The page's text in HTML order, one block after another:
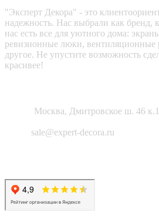
"Эксперт Декора" - это
надежность. Нас выбрали как бренд,
нас есть все для уютного дома:
ревизионные люки, вентиляционные
другое. Не упустите возможность
красивее!
Москва, Дмитровское ш. 46 к.1
sale@expert-decora.ru